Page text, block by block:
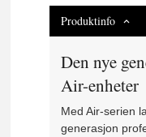
Produktinfo
Den nye
Air-enheter
Med Air-serien
generasjon